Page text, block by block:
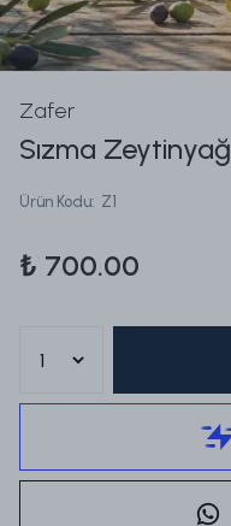
Zafer
Sızma
Ürün Kodu: Z1
₺ 700.00